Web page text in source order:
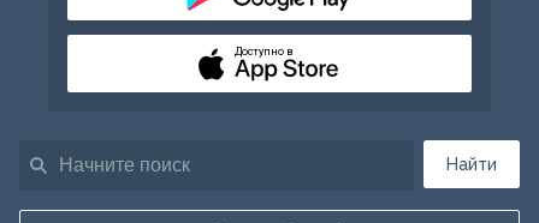
Найти
Доступно в